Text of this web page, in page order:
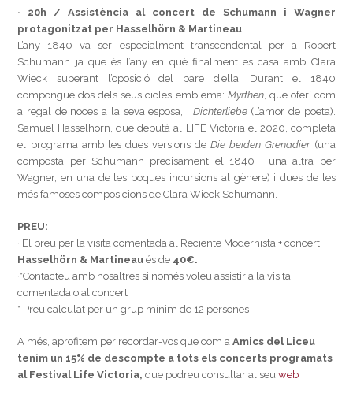
· 20h / Assistència al concert de Schumann i Wagner
protagonitzat per Hasselhörn & Martineau
L’any 1840 va ser especialment transcendental per a Robert
Schumann ja que és l’any en què finalment es casa amb Clara
Wieck superant l’oposició del pare d’ella. Durant el 1840
compongué dos dels seus cicles emblema: Myrthen, que oferí com
a regal de noces a la seva esposa, i Dichterliebe (L’amor de poeta).
Samuel Hasselhörn, que debutà al LIFE Victoria el 2020, completa
el programa amb les dues versions deDie beiden Grenadier(una
composta per Schumann precisament el 1840 i una altra per
Wagner, en una de les poques incursions al gènere) i dues de les
més famoses composicions de Clara Wieck Schumann.
PREU:
· El preu per la visita comentada al Reciente Modernista + concert
Hasselhörn & Martineau és de 40€.
·*Contacteu amb nosaltres si només voleu assistir a la visita
comentada o al concert
* Preu calculat per un grup mínim de 12 persones
A més, aprofitem per recordar-vos que com aAmics del Liceu
tenim un 15% de descompte a tots els concerts programats
al Festival Life Victoria, que podreu consultar al seuweb